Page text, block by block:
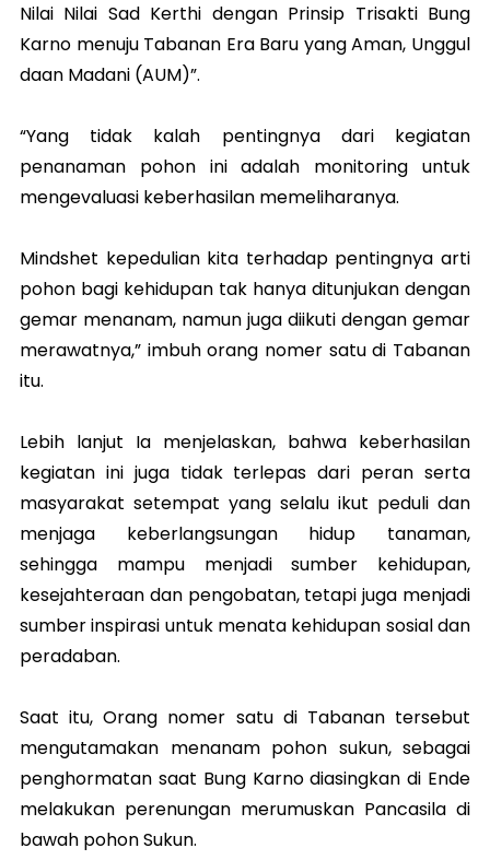
Nilai Nilai Sad Kerthi dengan Prinsip Trisakti Bung
Karno menuju Tabanan Era Baru yang Aman, Unggul
daan Madani (AUM)”.
“Yang tidak kalah pentingnya dari kegiatan
penanaman pohon ini adalah monitoring untuk
mengevaluasi keberhasilan memeliharanya.
Mindshet kepedulian kita terhadap pentingnya arti
pohon bagi kehidupan tak hanya ditunjukan dengan
gemar menanam, namun juga diikuti dengan gemar
merawatnya,” imbuh orang nomer satu di Tabanan
itu.
Lebih lanjut Ia menjelaskan, bahwa keberhasilan
kegiatan ini juga tidak terlepas dari peran serta
masyarakat setempat yang selalu ikut peduli dan
menjaga keberlangsungan hidup tanaman,
sehingga mampu menjadi sumber kehidupan,
kesejahteraan dan pengobatan, tetapi juga menjadi
sumber inspirasi untuk menata kehidupan sosial dan
peradaban.
Saat itu, Orang nomer satu di Tabanan tersebut
mengutamakan menanam pohon sukun, sebagai
penghormatan saat Bung Karno diasingkan di Ende
melakukan perenungan merumuskan Pancasila di
bawah pohon Sukun.